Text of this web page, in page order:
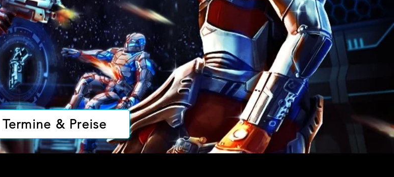
Termine & Preise